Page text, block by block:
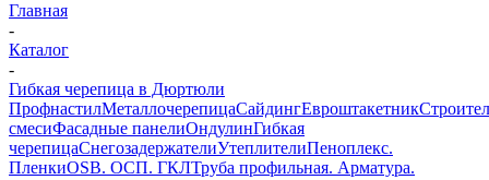
Главная
-
Каталог
-
Гибкая черепица в Дюртюли
ПрофнастилМеталлочерепицаСайдингЕвроштакетник
смесиФасадные панелиОндулинГибкая
черепицаСнегозадержателиУтеплителиПеноплекс.
ПленкиOSB. ОСП. ГКЛТруба профильная. Арматура.